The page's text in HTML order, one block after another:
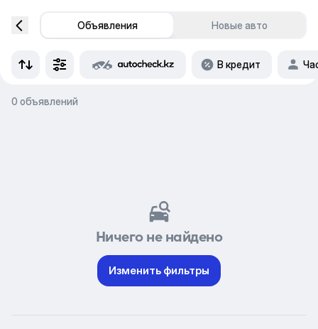
Объявления Новые авто
В кредит
0 объявлений
Ничего не найдено
Изменить фильтры